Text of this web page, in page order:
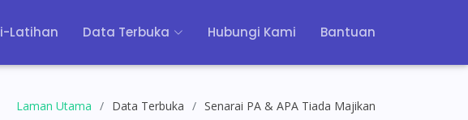
i-Latihan Data Terbuka Hubungi Kami Bantuan
Laman Utama Data Terbuka Senarai PA & APA Tiada Majikan